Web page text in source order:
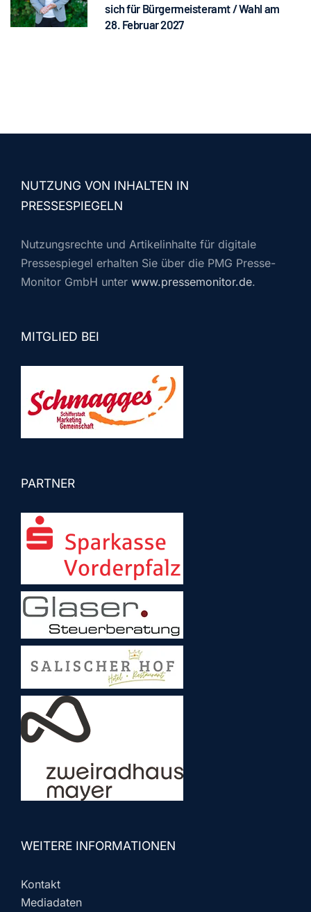
sich für Bürgermeisteramt / Wahl am
28. Februar 2027
NUTZUNG VON INHALTEN IN
PRESSESPIEGELN
Nutzungsrechte und Artikelinhalte für digitale
Pressespiegel erhalten Sie über die PMG Presse-
Monitor GmbH unter www.pressemonitor.de.
MITGLIED BEI
PARTNER
WEITERE INFORMATIONEN
Kontakt
Mediadaten